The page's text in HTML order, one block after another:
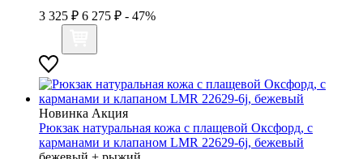
3 325 ₽ 6 275 ₽ - 47%
Новинка Акция
Рюкзак натуральная кожа с плащевой Оксфорд, с
карманами и клапаном LMR 22629-6j, бежевый